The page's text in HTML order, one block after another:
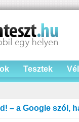
Tesztek
– a Google szól,